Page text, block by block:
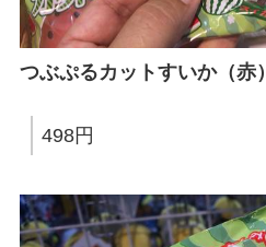
つぶぷるカットすいか（赤）
498円